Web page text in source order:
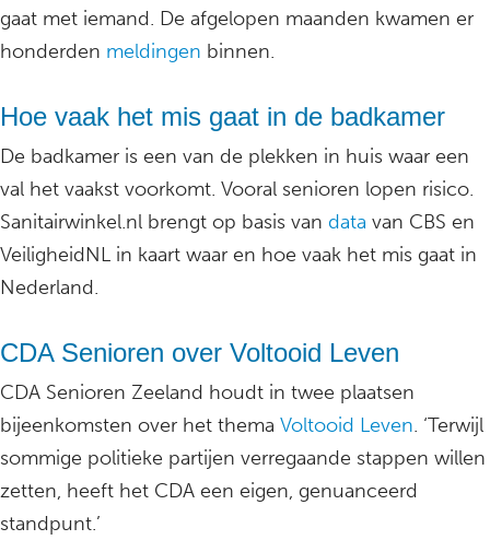
gaat met iemand. De afgelopen maanden kwamen er
honderden meldingen binnen.
Hoe vaak het mis gaat in de badkamer
De badkamer is een van de plekken in huis waar een
val het vaakst voorkomt. Vooral senioren lopen risico.
Sanitairwinkel.nl brengt op basis van data van CBS en
VeiligheidNL in kaart waar en hoe vaak het mis gaat in
Nederland.
CDA Senioren over Voltooid Leven
CDA Senioren Zeeland houdt in twee plaatsen
bijeenkomsten over het thema Voltooid Leven. ‘Terwijl
sommige politieke partijen verregaande stappen willen
zetten, heeft het CDA een eigen, genuanceerd
standpunt.’